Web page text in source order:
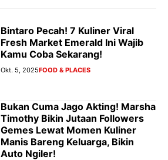
Bintaro Pecah! 7 Kuliner Viral
Fresh Market Emerald Ini Wajib
Kamu Coba Sekarang!
Okt. 5, 2025FOOD & PLACES
Bukan Cuma Jago Akting! Marsha
Timothy Bikin Jutaan Followers
Gemes Lewat Momen Kuliner
Manis Bareng Keluarga, Bikin
Auto Ngiler!